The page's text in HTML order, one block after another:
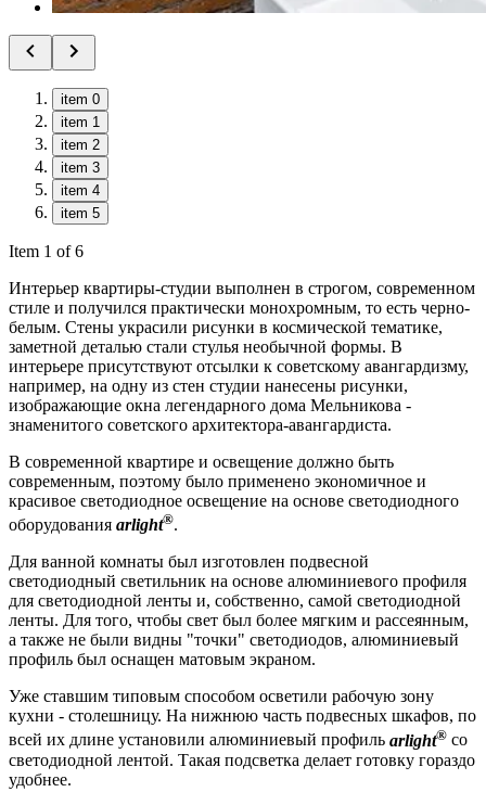
item 0
item 1
item 2
item 3
item 4
item 5
Item 1 of 6
Интерьер квартиры-студии выполнен в строгом, современном
стиле и получился практически монохромным, то есть черно-
белым. Стены украсили рисунки в космической тематике,
заметной деталью стали стулья необычной формы. В
интерьере присутствуют отсылки к советскому авангардизму,
например, на одну из стен студии нанесены рисунки,
изображающие окна легендарного дома Мельникова -
знаменитого советского архитектора-авангардиста.
В современной квартире и освещение должно быть
современным, поэтому было применено экономичное и
красивое светодиодное освещение на основе светодиодного
оборудования arlight®.
Для ванной комнаты был изготовлен подвесной
светодиодный светильник на основе алюминиевого профиля
для светодиодной ленты и, собственно, самой светодиодной
ленты. Для того, чтобы свет был более мягким и рассеянным,
а также не были видны "точки" светодиодов, алюминиевый
профиль был оснащен матовым экраном.
Уже ставшим типовым способом осветили рабочую зону
кухни - столешницу. На нижнюю часть подвесных шкафов, по
всей их длине установили алюминиевый профиль arlight® со
светодиодной лентой. Такая подсветка делает готовку гораздо
удобнее.